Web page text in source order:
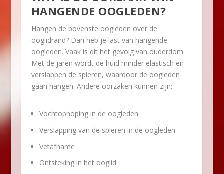
HANGENDE OOGLEDEN?
Hangen de bovenste oogleden over de
ooglidrand? Dan heb je last van hangende
oogleden. Vaak is dit het gevolg van ouderdom.
Met de jaren wordt de huid minder elastisch en
verslappen de spieren, waardoor de oogleden
gaan hangen. Andere oorzaken kunnen zijn:
Vochtophoping in de oogleden
Verslapping van de spieren in de oogleden
Vetafname
Ontsteking in het ooglid